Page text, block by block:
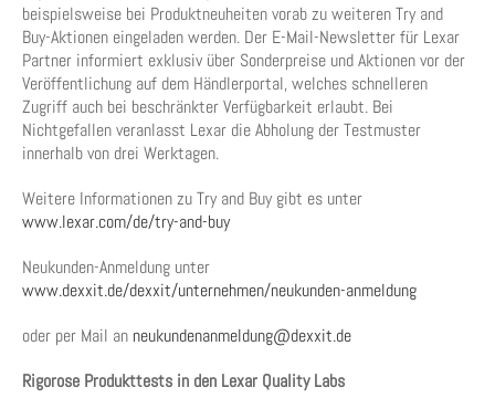
beispielsweise bei Produktneuheiten vorab zu weiteren Try and
Buy-Aktionen eingeladen werden. Der E-Mail-Newsletter für Lexar
Partner informiert exklusiv über Sonderpreise und Aktionen vor der
Veröffentlichung auf dem Händlerportal, welches schnelleren
Zugriff auch bei beschränkter Verfügbarkeit erlaubt. Bei
Nichtgefallen veranlasst Lexar die Abholung der Testmuster
innerhalb von drei Werktagen.
Weitere Informationen zu Try and Buy gibt es unter
www.lexar.com/de/try-and-buy
Neukunden-Anmeldung unter
www.dexxit.de/dexxit/unternehmen/neukunden-anmeldung
oder per Mail an neukundenanmeldung@dexxit.de
Rigorose Produkttests in den Lexar Quality Labs